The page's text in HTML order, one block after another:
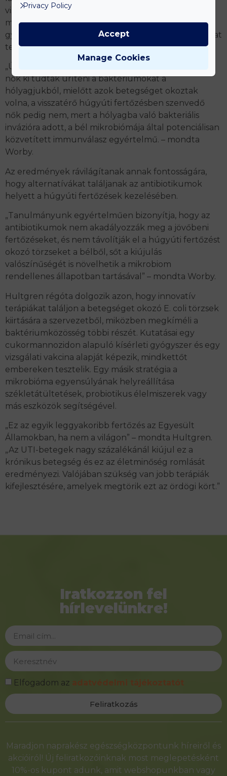
visszatérő húgyúti fertőzésben szenvedő nők
mikrobiomjában különösen ritkák a butirátok, egy
gyulladáscsökkentő hatású, rövid szénláncú zsírsavat
termelő baktériumok.
„Úgy gondoljuk, hogy a kontrollcsoportba tartozó
nők ki tudták üríteni a baktériumokat a
hólyagjukból, mielőtt azok betegséget okoztak
volna, a visszatérő húgyúti fertőzésben szenvedő
nők pedig nem, mert a hólyagba való bakteriális
invázióra adott, a bél mikrobiómája által potenciálisan
közvetített immunválasz egyértelmű. – mondta
Worby.
Az eredmények rávilágítanak annak fontosságára,
hogy alternatívákat találjanak az antibiotikumok
helyett a húgyúti fertőzések kezelésében.
„Tanulmányunk egyértelműen bizonyítja, hogy az
antibiotikumok nem akadályozzák meg a jövőbeni
fertőzéseket, és nem távolítják el a húgyúti fertőzést
okozó törzseket a bélből, sőt a kiújulás
valószínűségét is növelhetik a mikrobiom
rendellenes állapotban tartásával” – mondta Worby.
Hultgren régóta dolgozik azon, hogy innovatív
terápiákat találjon a betegséget okozó E. coli törzsek
kiirtására a szervezetből, miközben megkíméli a
baktériumközösség többi részét. Kutatásai egy
cukormannozidon alapuló kísérleti gyógyszer és egy
vizsgálati vakcina alapját képezik, mindkettőt
embereken tesztelik. Egy másik stratégia a
mikrobióma egyensúlyának helyreállítása
székletátültetések, probiotikus élelmiszerek vagy
más eszközök segítségével.
„Ez az egyik leggyakoribb fertőzés az Egyesült
Államokban, ha nem a világon” – mondta Hultgren.
„Az UTI-betegek nagy százalékánál kiújul ez a
krónikus betegség és ez az életminőség romlását
eredményezi. Valójában szükség van jobb terápiák
kifejlesztésére, amelyek megtörik ezt az ördögi kört.”
Iratkozzon fel
hírlevelünkre!
Elfogadom az adatvédelmi tájékoztatót
Feliratkozás
Alternative:
Maradjon naprakész egészségközpontunk híreiről és
akcióiról! Új feliratkozóinknak most meglepetésként
10%-os kupont adunk, amit webshopunkban vagy
Privacy Policy
Manage Cookies
Accept